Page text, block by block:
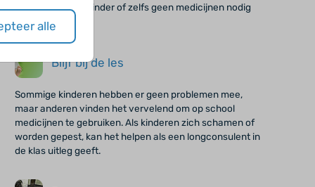
klachten dat zij minder of zelfs geen medicijnen nodig
hebben.
Blijf bij de les
Sommige kinderen hebben er geen problemen mee,
maar anderen vinden het vervelend om op school
medicijnen te gebruiken. Als kinderen zich schamen of
worden gepest, kan het helpen als een longconsulent in
de klas uitleg geeft.
alle